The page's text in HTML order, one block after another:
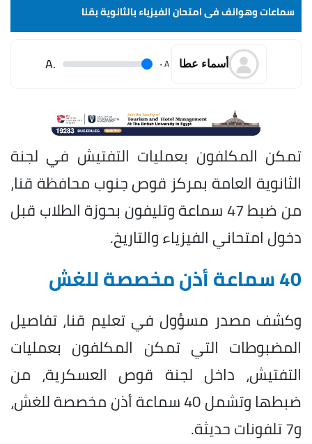
سماعات وهوانف فى امتحان الفيزياء بالثانوية بقنا
أسماء عطا A
.
.A
تمكن المكلفون بعمليات التفتيش في لجنة
الثانوية العامة بمركز قوص جنوب محافظة قنا،
من ضبط 47 سماعة وتليفون بحوزة الطلاب قبل
دخول امتحاني الفيزياء والتاريخ.
40 سماعة أذن مخصصة للغش
وكشف مصدر مسؤول في تعليم قنا، تفاصيل
المضبوطات التي تمكن المكلفون بعمليات
التفتيش، داخل لجنة قوص العسكرية، من
ضبطها وتشمل 40 سماعة أذن مخصصة للغش،
و7 تلفونات حديثة.